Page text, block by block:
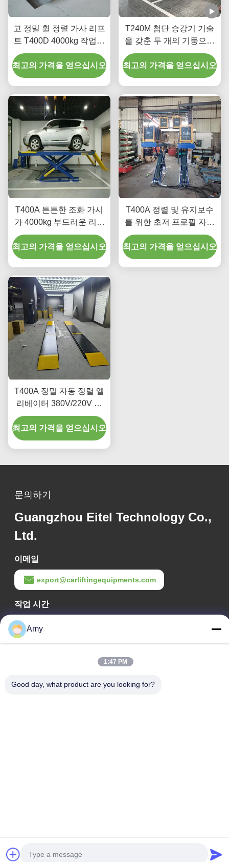
고 정밀 휠 정렬 가사 리프
트 T400D 4000kg 작업실
용량
최고의 가격을 얻으십시오
T240M 첨단 승강기 기술
을 갖춘 두 개의 기둥으로
된 갱트리 자동차 승강장
치
최고의 가격을 얻으십시오
T400A 튼튼한 조화 가시
가 4000kg 부드러운 리프
팅
최고의 가격을 얻으십시오
T400A 정렬 및 유지보수
를 위한 초저 프로필 자동
차 리프팅 장비
최고의 가격을 얻으십시오
T400A 정밀 자동 정렬 엘
리베이터 380V/220V 저
프로필 디자인
최고의 가격을 얻으십시오
문의하기
Guangzhou Eitel Technology Co.,
Ltd.
이메일
export@carliftingequipments.com
작업 시간
09:00-18:00
우리 주소
Amy
1:47 PM
Good day, what product are you looking for?